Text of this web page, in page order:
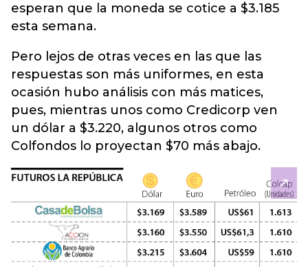
esperan que la moneda se cotice a $3.185
esta semana.
Pero lejos de otras veces en las que las
respuestas son más uniformes, en esta
ocasión hubo análisis con más matices,
pues, mientras unos como Credicorp ven
un dólar a $3.220, algunos otros como
Colfondos lo proyectan $70 más abajo.